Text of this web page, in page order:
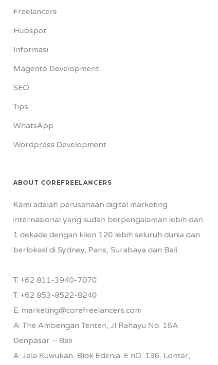
Freelancers
Hubspot
Informasi
Magento Development
SEO
Tips
WhatsApp
Wordpress Development
ABOUT COREFREELANCERS
Kami adalah perusahaan digital marketing
internasional yang sudah berpengalaman lebih dari
1 dekade dengan klien 120 lebih seluruh dunia dan
berlokasi di Sydney, Paris, Surabaya dan Bali
T: +62 811-3940-7070
T: +62 853-8522-8240
E: marketing@corefreelancers.com
A: The Ambengan Tenten, Jl Rahayu No. 16A
Denpasar – Bali
A: Jala Kuwukan, Blok Edenia-E nO. 136, Lontar,